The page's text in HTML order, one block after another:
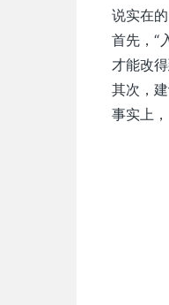
说实在
首先，“
才能改得
其次，
事实上